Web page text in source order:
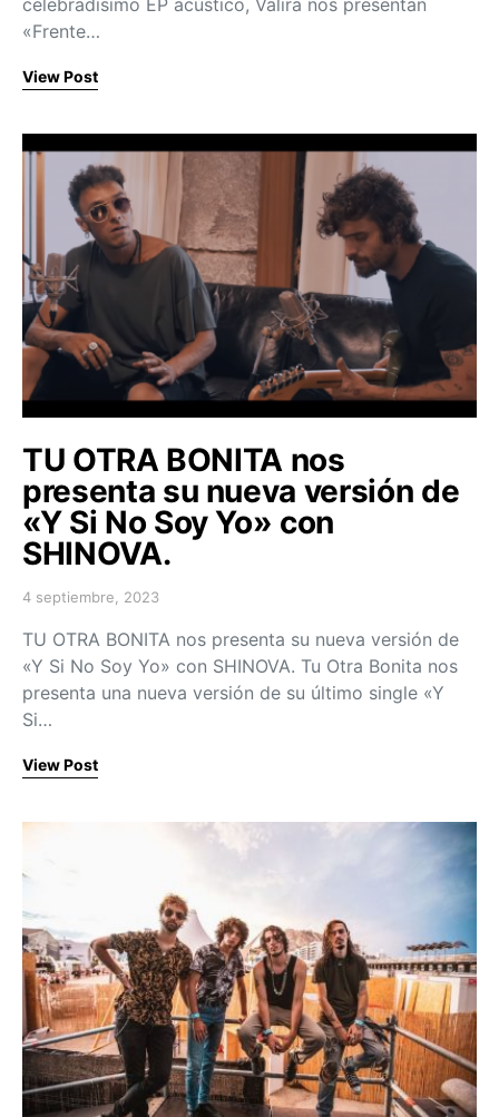
celebradísimo EP acústico, Valira nos presentan
«Frente…
View Post
TU OTRA BONITA nos
presenta su nueva versión de
«Y Si No Soy Yo» con
SHINOVA.
Posted on
4 septiembre, 2023
TU OTRA BONITA nos presenta su nueva versión de
«Y Si No Soy Yo» con SHINOVA. Tu Otra Bonita nos
presenta una nueva versión de su último single «Y
Si…
View Post